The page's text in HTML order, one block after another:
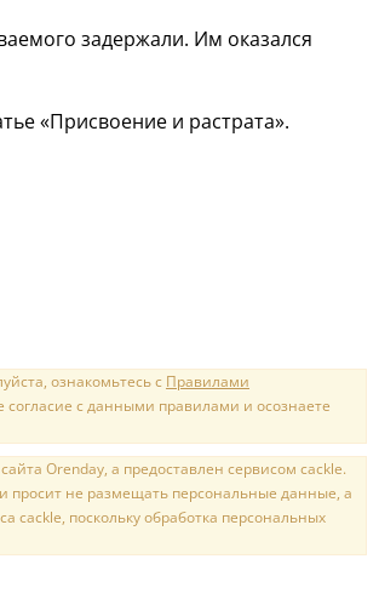
задержали. Им оказался
«Присвоение и растрата».
ознакомьтесь с Правилами
с данными правилами и осознаете
Orenday, а предоставлен сервисом cackle.
не размещать персональные данные, а
поскольку обработка персональных